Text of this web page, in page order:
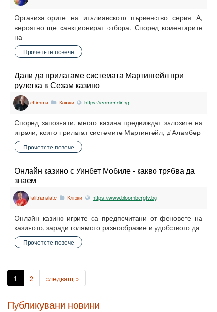
Организаторите на италианското първенство серия А,
вероятно ще санкционират отбора. Според коментарите
на
Прочетете повече
Дали да прилагаме системата Мартингейл при
рулетка в Сезам казино
eftimma Клюки https://corner.dir.bg
Според запознати, много казина предвиждат залозите на
играчи, които прилагат системите Мартингейл, д'Аламбер
Прочетете повече
Онлайн казино с Уинбет Мобиле - какво трябва да
знаем
talitranslate Клюки https://www.bloombergtv.bg
Онлайн казино игрите са предпочитани от феновете на
казиното, заради голямото разнообразие и удобството да
Прочетете повече
1 2 следващ »
Публикувани новини